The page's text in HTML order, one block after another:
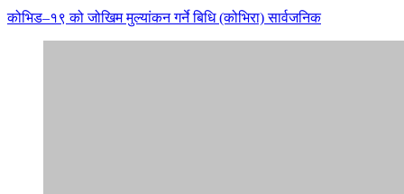
कोभिड–१९ को जोखिम मुल्यांकन गर्ने बिधि (कोभिरा) सार्वजनिक